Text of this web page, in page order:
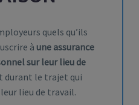
quels qu’ils
à une assurance
sur leur lieu de
durant le trajet qui
lieu de travail.